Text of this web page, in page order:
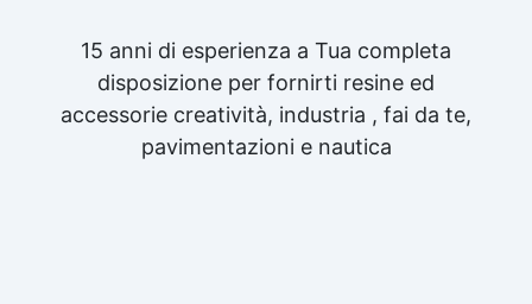
15 anni di esperienza a Tua completa
disposizione per fornirti resine ed
accessorie creatività, industria , fai da te,
pavimentazioni e nautica